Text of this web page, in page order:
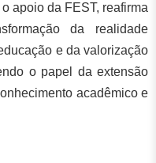
apoio da FEST, reafirma
da realidade
e da valorização
o papel da extensão
acadêmico e